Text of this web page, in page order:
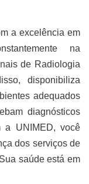
a excelência em
na
de Radiologia
disponibiliza
adequados
diagnósticos
a UNIMED, você
dos serviços de
saúde está em